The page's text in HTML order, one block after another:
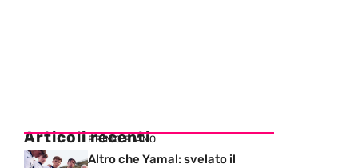
Articoli recenti
PRIMO PIANO
Altro che Yamal: svelato il